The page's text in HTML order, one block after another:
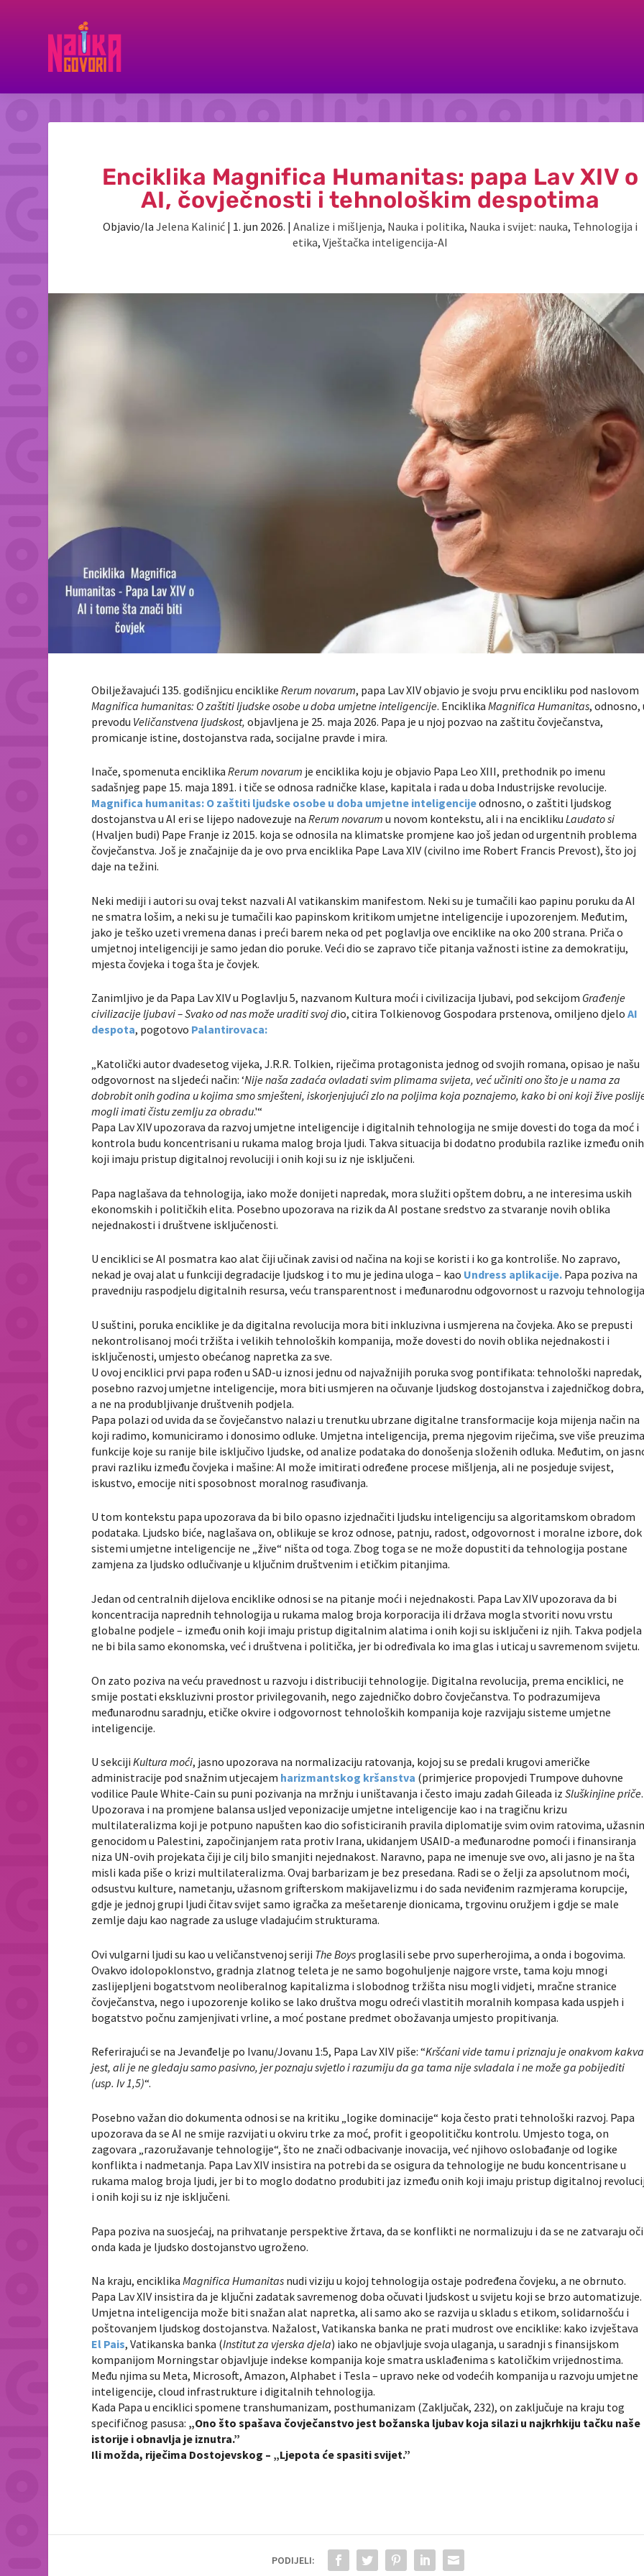
Enciklika Magnifica Humanitas: papa Lav XIV o
AI, čovječnosti i tehnološkim despotima
Objavio/la Jelena Kalinić| 1. jun 2026. | Analize i mišljenja, Nauka i politika, Nauka i svijet: nauka, Tehnologija i
etika, Vještačka inteligencija-AI
Obilježavajući 135. godišnjicu enciklikeRerum novarum, papa Lav XIV objavio je svoju prvu encikliku pod naslovom
Magnifica humanitas: O zaštiti ljudske osobe u doba umjetne inteligencije. EnciklikaMagnifica Humanitas, odnosno,
prevodu Veličanstvena ljudskost, objavljena je 25. maja 2026. Papa je u njoj pozvao na zaštitu čovječanstva,
promicanje istine, dostojanstva rada, socijalne pravde i mira.
Inače, spomenuta enciklika Rerum novarum je enciklika koju je objavio Papa Leo XIII, prethodnik po imenu
sadašnjeg pape 15. maja 1891. i tiče se odnosa radničke klase, kapitala i rada u doba Industrijske revolucije.
Magnifica humanitas: O zaštiti ljudske osobe u doba umjetne inteligencijeodnosno, o zaštiti ljudskog
dostojanstva u AI eri se lijepo nadovezuje na Rerum novarum u novom kontekstu, ali i na enciklikuLaudato si
(Hvaljen budi) Pape Franje iz 2015. koja se odnosila na klimatske promjene kao još jedan od urgentnih problema
čovječanstva. Još je značajnije da je ovo prva enciklika Pape Lava XIV (civilno ime Robert Francis Prevost), što joj
daje na težini.
Neki mediji i autori su ovaj tekst nazvali AI vatikanskim manifestom. Neki su je tumačili kao papinu poruku da AI
ne smatra lošim, a neki su je tumačili kao papinskom kritikom umjetne inteligencije i upozorenjem. Međutim,
jako je teško uzeti vremena danas i preći barem neka od pet poglavlja ove enciklike na oko 200 strana. Priča o
umjetnoj inteligenciji je samo jedan dio poruke. Veći dio se zapravo tiče pitanja važnosti istine za demokratiju,
mjesta čovjeka i toga šta je čovjek.
Zanimljivo je da Papa Lav XIV u Poglavlju 5, nazvanom Kultura moći i civilizacija ljubavi, pod sekcijom Građenje
civilizacije ljubavi – Svako od nas može uraditi svoj dio, citira Tolkienovog Gospodara prstenova, omiljeno djelo AI
despota, pogotovo Palantirovaca:
„Katolički autor dvadesetog vijeka, J.R.R. Tolkien, riječima protagonista jednog od svojih romana, opisao je našu
odgovornost na sljedeći način: ‘Nije naša zadaća ovladati svim plimama svijeta, već učiniti ono što je u nama za
dobrobit onih godina u kojima smo smješteni, iskorjenjujući zlo na poljima koja poznajemo, kako bi oni koji žive
mogli imati čistu zemlju za obradu.'“
Papa Lav XIV upozorava da razvoj umjetne inteligencije i digitalnih tehnologija ne smije dovesti do toga da moć i
kontrola budu koncentrisani u rukama malog broja ljudi. Takva situacija bi dodatno produbila razlike između onih
koji imaju pristup digitalnoj revoluciji i onih koji su iz nje isključeni.
Papa naglašava da tehnologija, iako može donijeti napredak, mora služiti opštem dobru, a ne interesima uskih
ekonomskih i političkih elita. Posebno upozorava na rizik da AI postane sredstvo za stvaranje novih oblika
nejednakosti i društvene isključenosti.
U enciklici se AI posmatra kao alat čiji učinak zavisi od načina na koji se koristi i ko ga kontroliše. No zapravo,
nekad je ovaj alat u funkciji degradacije ljudskog i to mu je jedina uloga – kao Undress aplikacije. Papa poziva na
pravedniju raspodjelu digitalnih resursa, veću transparentnost i međunarodnu odgovornost u razvoju
U suštini, poruka enciklike je da digitalna revolucija mora biti inkluzivna i usmjerena na čovjeka. Ako se prepusti
nekontrolisanoj moći tržišta i velikih tehnoloških kompanija, može dovesti do novih oblika nejednakosti i
isključenosti, umjesto obećanog napretka za sve.
U ovoj enciklici prvi papa rođen u SAD-u iznosi jednu od najvažnijih poruka svog pontifikata: tehnološki napredak,
posebno razvoj umjetne inteligencije, mora biti usmjeren na očuvanje ljudskog dostojanstva i zajedničkog dobra,
a ne na produbljivanje društvenih podjela.
Papa polazi od uvida da se čovječanstvo nalazi u trenutku ubrzane digitalne transformacije koja mijenja način na
koji radimo, komuniciramo i donosimo odluke. Umjetna inteligencija, prema njegovim riječima, sve više
funkcije koje su ranije bile isključivo ljudske, od analize podataka do donošenja složenih odluka. Međutim, on
pravi razliku između čovjeka i mašine: AI može imitirati određene procese mišljenja, ali ne posjeduje svijest,
iskustvo, emocije niti sposobnost moralnog rasuđivanja.
U tom kontekstu papa upozorava da bi bilo opasno izjednačiti ljudsku inteligenciju sa algoritamskom obradom
podataka. Ljudsko biće, naglašava on, oblikuje se kroz odnose, patnju, radost, odgovornost i moralne izbore, dok
sistemi umjetne inteligencije ne „žive“ ništa od toga. Zbog toga se ne može dopustiti da tehnologija postane
zamjena za ljudsko odlučivanje u ključnim društvenim i etičkim pitanjima.
Jedan od centralnih dijelova enciklike odnosi se na pitanje moći i nejednakosti. Papa Lav XIV upozorava da bi
koncentracija naprednih tehnologija u rukama malog broja korporacija ili država mogla stvoriti novu vrstu
globalne podjele – između onih koji imaju pristup digitalnim alatima i onih koji su isključeni iz njih. Takva podjela
ne bi bila samo ekonomska, već i društvena i politička, jer bi određivala ko ima glas i uticaj u savremenom svijetu.
On zato poziva na veću pravednost u razvoju i distribuciji tehnologije. Digitalna revolucija, prema enciklici, ne
smije postati ekskluzivni prostor privilegovanih, nego zajedničko dobro čovječanstva. To podrazumijeva
međunarodnu saradnju, etičke okvire i odgovornost tehnoloških kompanija koje razvijaju sisteme umjetne
inteligencije.
U sekcijiKultura moći, jasno upozorava na normalizaciju ratovanja, kojoj su se predali krugovi američke
administracije pod snažnim utjecajem harizmantskog kršanstva (primjerice propovjedi Trumpove duhovne
vodilice Paule White-Cain su puni pozivanja na mržnju i uništavanja i često imaju zadah Gileada izSluškinjine priče.
Upozorava i na promjene balansa usljed veponizacije umjetne inteligencije kao i na tragičnu krizu
multilateralizma koji je potpuno napušten kao dio sofisticiranih pravila diplomatije svim ovim ratovima,
genocidom u Palestini, započinjanjem rata protiv Irana, ukidanjem USAID-a međunarodne pomoći i finansiranja
niza UN-ovih projekata čiji je cilj bilo smanjiti nejednakost. Naravno, papa ne imenuje sve ovo, ali jasno je na šta
misli kada piše o krizi multilateralizma. Ovaj barbarizam je bez presedana. Radi se o želji za apsolutnom moći,
odsustvu kulture, nametanju, užasnom grifterskom makijavelizmu i do sada neviđenim razmjerama korupcije,
gdje je jednoj grupi ljudi čitav svijet samo igračka za mešetarenje dionicama, trgovinu oružjem i gdje se male
zemlje daju kao nagrade za usluge vladajućim strukturama.
Ovi vulgarni ljudi su kao u veličanstvenoj seriji The Boys proglasili sebe prvo superherojima, a onda i bogovima.
Ovakvo idolopoklonstvo, gradnja zlatnog teleta je ne samo bogohuljenje najgore vrste, tama koju mnogi
zaslijepljeni bogatstvom neoliberalnog kapitalizma i slobodnog tržišta nisu mogli vidjeti, mračne stranice
čovječanstva, nego i upozorenje koliko se lako društva mogu odreći vlastitih moralnih kompasa kada uspjeh i
bogatstvo počnu zamjenjivati vrline, a moć postane predmet obožavanja umjesto propitivanja.
Referirajući se na Jevanđelje po Ivanu/Jovanu 1:5, Papa Lav XIV piše: “Kršćani vide tamu i priznaju je onakvom kakva
jest, ali je ne gledaju samo pasivno, jer poznaju svjetlo i razumiju da ga tama nije svladala i ne može ga pobijediti
(usp. Iv 1,5)“.
Posebno važan dio dokumenta odnosi se na kritiku „logike dominacije“ koja često prati tehnološki razvoj. Papa
upozorava da se AI ne smije razvijati u okviru trke za moć, profit i geopolitičku kontrolu. Umjesto toga, on
zagovara „razoružavanje tehnologije“, što ne znači odbacivanje inovacija, već njihovo oslobađanje od logike
konflikta i nadmetanja. Papa Lav XIV insistira na potrebi da se osigura da tehnologije ne budu koncentrisane u
rukama malog broja ljudi, jer bi to moglo dodatno produbiti jaz između onih koji imaju pristup digitalnoj
i onih koji su iz nje isključeni.
Papa poziva na suosjećaj, na prihvatanje perspektive žrtava, da se konflikti ne normalizuju i da se ne zatvaraju oči
onda kada je ljudsko dostojanstvo ugroženo.
Na kraju, enciklikaMagnifica Humanitas nudi viziju u kojoj tehnologija ostaje podređena čovjeku, a ne obrnuto.
Papa Lav XIV insistira da je ključni zadatak savremenog doba očuvati ljudskost u svijetu koji se brzo automatizuje.
Umjetna inteligencija može biti snažan alat napretka, ali samo ako se razvija u skladu s etikom, solidarnošću i
poštovanjem ljudskog dostojanstva. Nažalost, Vatikanska banka ne prati mudrost ove enciklike: kako izvještava
El Pais, Vatikanska banka (Institut za vjerska djela) iako ne objavljuje svoja ulaganja, u saradnji s finansijskom
kompanijom Morningstar objavljuje indekse kompanija koje smatra usklađenima s katoličkim vrijednostima.
Među njima su Meta, Microsoft, Amazon, Alphabet i Tesla – upravo neke od vodećih kompanija u razvoju umjetne
inteligencije, cloud infrastrukture i digitalnih tehnologija.
Kada Papa u enciklici spomene transhumanizam, posthumanizam (Zaključak, 232), on zaključuje na kraju tog
specifičnog pasusa: „Ono što spašava čovječanstvo jest božanska ljubav koja silazi u najkrhkiju tačku naše
istorije i obnavlja je iznutra.”
Ili možda, riječima Dostojevskog – „Ljepota će spasiti svijet.”
PODIJELI: